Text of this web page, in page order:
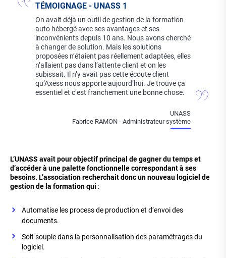
TÉMOIGNAGE - UNASS 1
On avait déjà un outil de gestion de la formation
auto hébergé avec ses avantages et ses
inconvénients depuis 10 ans. Nous avons cherché
à changer de solution. Mais les solutions
proposées n’étaient pas réellement adaptées, elles
n’allaient pas dans l’attente client et on les
subissait. Il n’y avait pas cette écoute client
qu’Axess nous apporte aujourd’hui. Je trouve ça
essentiel et c’est franchement une bonne chose.
UNASS
Fabrice RAMON - Administrateur système
L’UNASS avait pour objectif principal de gagner du temps et
d’accéder à une palette fonctionnelle correspondant à ses
besoins. L’association recherchait donc un nouveau logiciel de
gestion de la formation qui :
Automatise les process de production et d’envoi des
documents.
Soit souple dans la personnalisation des paramétrages du
logiciel.